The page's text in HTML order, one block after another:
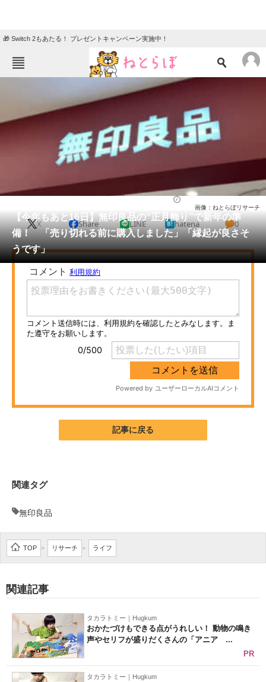
🎁 Switch 2もあたる！ プレゼントキャンペーン実施中！
エンタメ クイズ
地域
動物 リサーチ
会員記事
メディア
注目記事を集めた総合ページ
ITの今と未来を見通す
スマホと通信の最新トレンド
進化するPCとデバイスの未来
AI活用のいまが分かる
企業向けIT製品の総合サイト
製造業のIT導入・活用を支援
モノづくり技術者専門サイト
エレクトロニクス専門サイト
電子設計の基本と応用
【今年もあと16日】無印良品の“正月飾り”で新年の準
備！ 「売り切れる前に購入しました」「縁起が良さそ
うです」
画像：ねとらぼリサーチ
X Share LINE hatena 0
記事に戻る
関連タグ
無印良品
TOP > リサーチ > ライフ
関連記事
タカラトミー｜Hugkum
おかたづけもできる点がうれしい！ 動物の鳴き
声やセリフが盛りだくさんの「アニア ...
PR
タカラトミー｜Hugkum